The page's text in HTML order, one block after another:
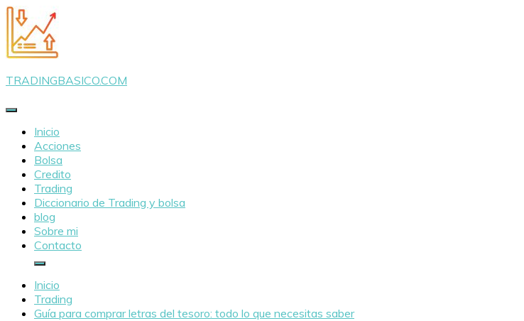
Saltar
al
contenido
TRADINGBASICO.COM
Inicio
Acciones
Bolsa
Credito
Trading
Diccionario de Trading y bolsa
blog
Sobre mi
Contacto
Inicio
Trading
Guía para comprar letras del tesoro: todo lo que necesitas saber